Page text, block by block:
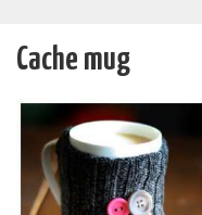
Cache mug